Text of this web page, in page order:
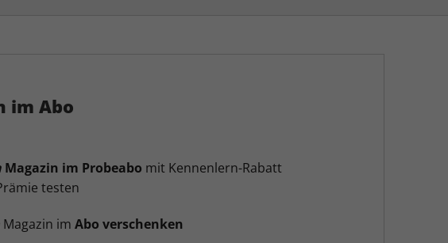
im Abo
Magazin im Probeabo mit Kennenlern-Rabatt
testen
Magazin im Abo verschenken